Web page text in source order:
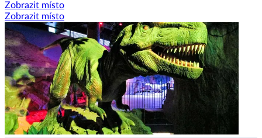
Zobrazit místo
Zobrazit místo